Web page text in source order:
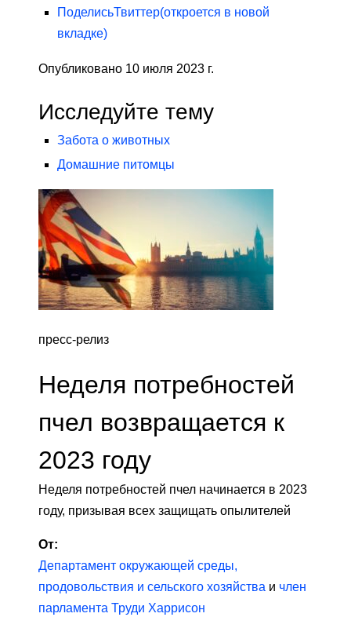
ПоделисьТвиттер(откроется в новой
вкладке)
Опубликовано 10 июля 2023 г.
Исследуйте тему
Забота о животных
Домашние питомцы
пресс-релиз
Неделя потребностей
пчел возвращается к
2023 году
Неделя потребностей пчел начинается в 2023
году, призывая всех защищать опылителей
От:
Департамент окружающей среды,
продовольствия и сельского хозяйства и член
парламента Труди Харрисон